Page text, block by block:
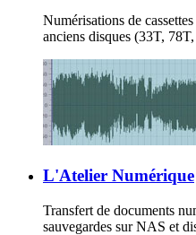
Numérisations de
anciens disques (33T,
L'Atelier Numérique
Transfert de documents
sauvegardes sur NAS et